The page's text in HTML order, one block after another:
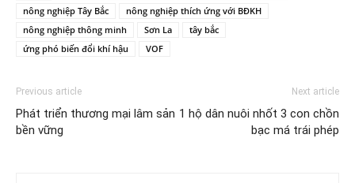
nông nghiệp Tây Bắc
nông nghiệp thích ứng với BĐKH
nông nghiệp thông minh
Sơn La
tây bắc
ứng phó biến đổi khí hậu
VOF
Previous article
Phát triển thương mại lâm sản
bền vững
Next article
1 hộ dân nuôi nhốt 3 con chồn
bạc má trái phép